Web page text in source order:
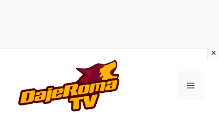
contenuto
MENU